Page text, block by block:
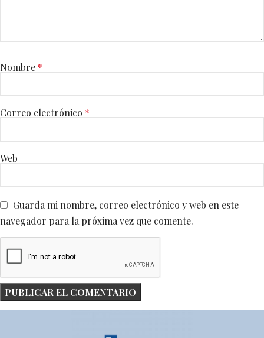
Nombre *
Correo electrónico *
Web
Guarda mi nombre, correo electrónico y web en este
navegador para la próxima vez que comente.